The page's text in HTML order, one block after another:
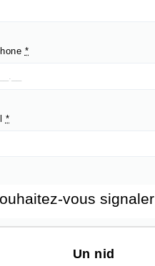
*
*
vous signaler
Un nid